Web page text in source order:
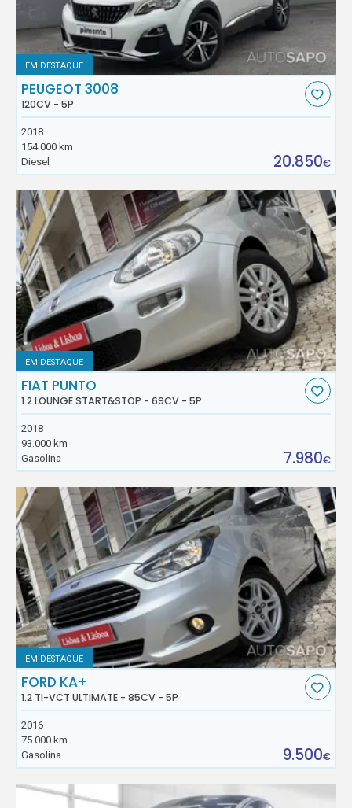
EM DESTAQUE
PEUGEOT 3008
120CV - 5P
2018
154.000 km
Diesel
20.850€
EM DESTAQUE
FIAT PUNTO
1.2 LOUNGE START&STOP - 69CV - 5P
2018
93.000 km
Gasolina
7.980€
EM DESTAQUE
FORD KA+
1.2 TI-VCT ULTIMATE - 85CV - 5P
2016
75.000 km
Gasolina
9.500€